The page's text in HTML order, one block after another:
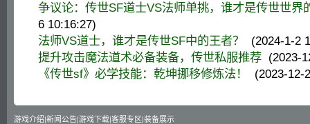
争议论：传世SF道士VS法师单挑，谁才是传世世界
6 10:16:27)
法师VS道士，谁才是传世SF中的王者？
(2024-1-2
提升攻击魔法道术必备装备，传世私服推荐 (2023-
《传世sf》必学技能：乾坤挪移修炼法！
(2023-12-
游戏介绍|新闻公告|游戏下载|客服专区|装备展示